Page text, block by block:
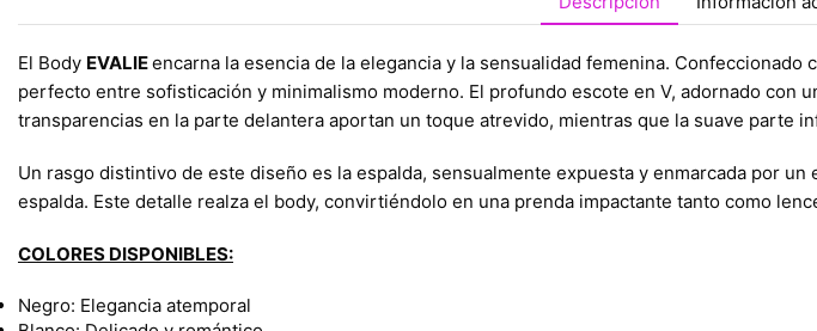
El Body EVALIEencarna la esencia de la elegancia y la sensualidad femenina.
perfecto entre sofisticación y minimalismo moderno. El profundo escote en V, adornado con
transparencias en la parte delantera aportan un toque atrevido, mientras que la suave parte
Un rasgo distintivo de este diseño es la espalda, sensualmente expuesta y enmarcada por
espalda. Este detalle realza el body, convirtiéndolo en una prenda impactante tanto como
COLORES DISPONIBLES:
Negro: Elegancia atemporal